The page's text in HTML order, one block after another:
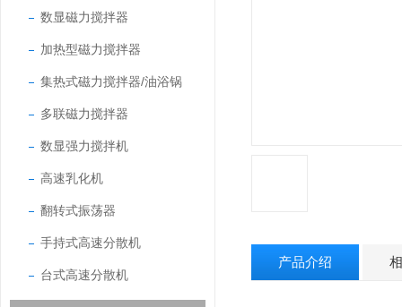
数显磁力搅拌器
加热型磁力搅拌器
集热式磁力搅拌器/油浴锅
多联磁力搅拌器
数显强力搅拌机
高速乳化机
翻转式振荡器
手持式高速分散机
台式高速分散机
产品介绍